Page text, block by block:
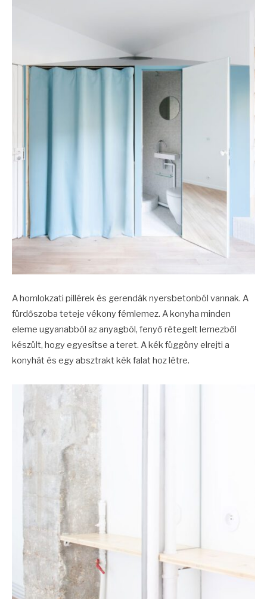
A homlokzati pillérek és gerendák nyersbetonból vannak. A
fürdőszoba teteje vékony fémlemez. A konyha minden
eleme ugyanabból az anyagból, fenyő rétegelt lemezből
készült, hogy egyesítse a teret. A kék függöny elrejti a
konyhát és egy absztrakt kék falat hoz létre.